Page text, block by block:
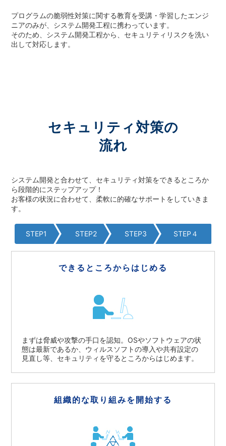
プログラムの脆弱性対策に関する教育を受講・学習したエンジ
ニアのみが、システム開発工程に携わっています。
そのため、システム開発工程から、セキュリティリスクを洗い
出して対応します。
セキュリティ対策の
流れ
システム開発と合わせて、セキュリティ対策をできるところか
ら段階的にステップアップ！
お客様の状況に合わせて、柔軟に的確なサポートをしていきま
す。
STEP1 STEP2 STEP3 STEP４
できるところから はじめる
まずは脅威や攻撃の手口を認知。OSやソフトウェアの状
態は最新であるか、ウィルスソフトの導入や共有設定の
見直し等、セキュリティを守るところからはじめます。
組織的な取り組みを開始する